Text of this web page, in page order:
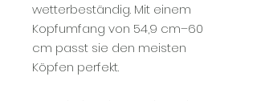
wetterbeständig. Mit einem
Kopfumfang von 54,9 cm–60
cm passt sie den meisten
Köpfen perfekt.